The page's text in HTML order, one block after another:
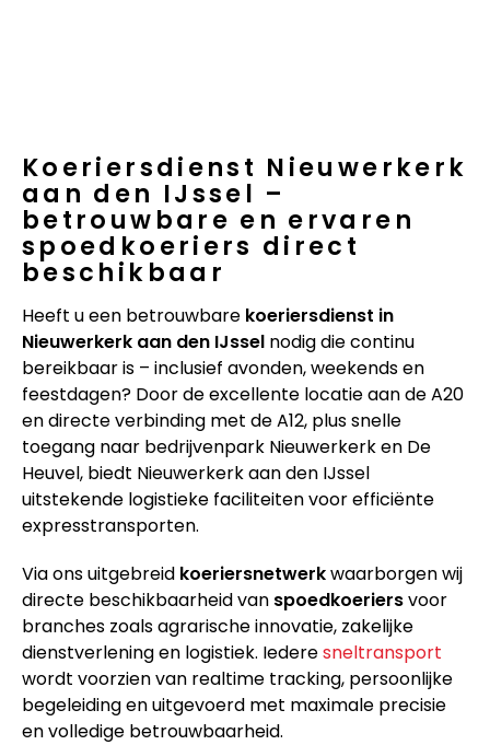
Koeriersdienst Nieuwerkerk
aan den IJssel –
betrouwbare en ervaren
spoedkoeriers direct
beschikbaar
Heeft u een betrouwbare koeriersdienst in
Nieuwerkerk aan den IJssel nodig die continu
bereikbaar is – inclusief avonden, weekends en
feestdagen? Door de excellente locatie aan de A20
en directe verbinding met de A12, plus snelle
toegang naar bedrijvenpark Nieuwerkerk en De
Heuvel, biedt Nieuwerkerk aan den IJssel
uitstekende logistieke faciliteiten voor efficiënte
expresstransporten.
Via ons uitgebreid koeriersnetwerkwaarborgen wij
directe beschikbaarheid van spoedkoeriersvoor
branches zoals agrarische innovatie, zakelijke
dienstverlening en logistiek. Iederesneltransport
wordt voorzien van realtime tracking, persoonlijke
begeleiding en uitgevoerd met maximale precisie
en volledige betrouwbaarheid.